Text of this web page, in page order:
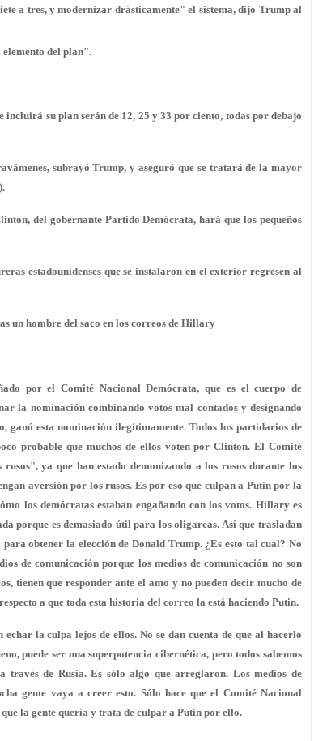
a tres, y modernizar drásticamente" el sistema, dijo Trump al
del plan".
su plan serán de 12, 25 y 33 por ciento, todas por debajo
subrayó Trump, y aseguró que se tratará de la mayor
del gobernante Partido Demócrata, hará que los pequeños
estadounidenses que se instalaron en el exterior regresen al
un hombre del saco en los correos de Hillary
por el Comité Nacional Demócrata, que es el cuerpo de
la nominación combinando votos mal contados y designando
esta nominación ilegítimamente. Todos los partidarios de
probable que muchos de ellos voten por Clinton. El Comité
ya que han estado demonizando a los rusos durante los
aversión por los rusos. Es por eso que culpan a Putin por la
los demócratas estaban engañando con los votos. Hillary es
porque es demasiado útil para los oligarcas. Así que trasladan
obtener la elección de Donald Trump. ¿Es esto tal cual? No
de comunicación porque los medios de comunicación no son
tienen que responder ante el amo y no pueden decir mucho de
a que toda esta historia del correo la está haciendo Putin.
la culpa lejos de ellos. No se dan cuenta de que al hacerlo
puede ser una superpotencia cibernética, pero todos sabemos
de Rusia. Es sólo algo que arreglaron. Los medios de
gente vaya a creer esto. Sólo hace que el Comité Nacional
la gente quería y trata de culpar a Putin por ello.